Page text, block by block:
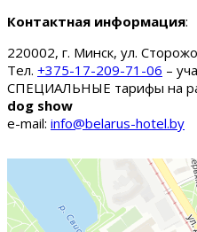
Контактная информация:
220002, г. Минск, ул.
Тел. +375-17-209-71-06 –
СПЕЦИАЛЬНЫЕ тарифы на
dog show
e-mail: info@belarus-hotel.by